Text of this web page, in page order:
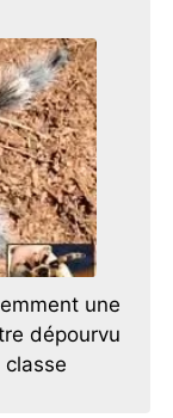
une
dépourvu